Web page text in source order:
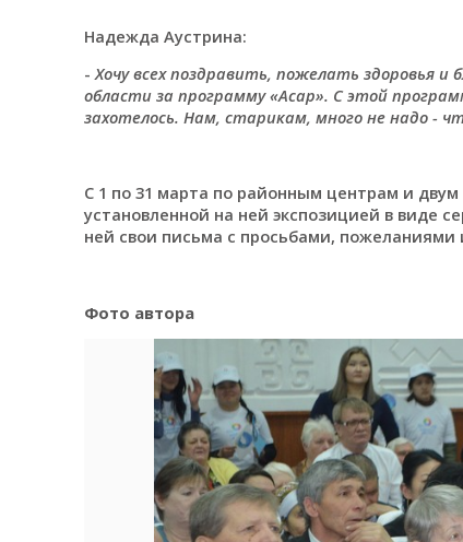
Надежда Аустрина:
-Хочу всех поздравить, пожелать здоровья и
области за программу «Асар». С этой
захотелось. Нам, старикам, много не надо -
С 1 по 31 марта по районным центрам и
установленной на ней экспозицией в виде
ней свои письма с просьбами, пожеланиями
Фото автора